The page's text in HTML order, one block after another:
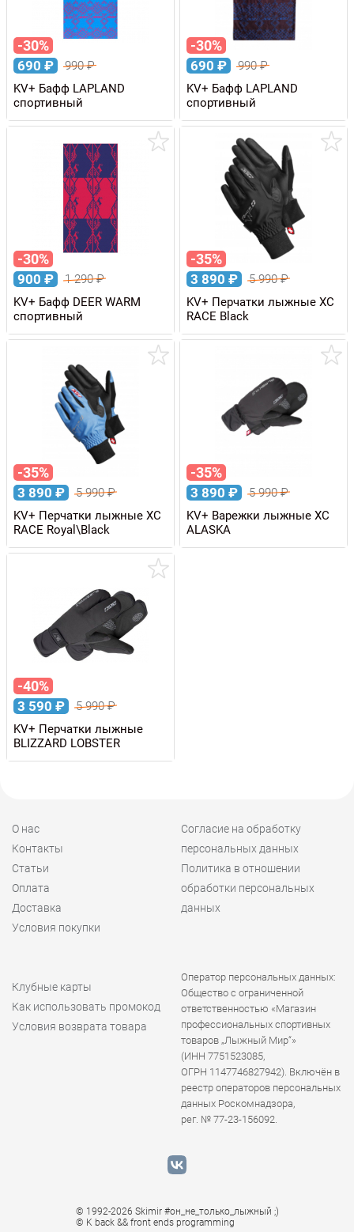
-30%
690 ₽ 990₽
KV+ Бафф LAPLAND
спортивный
-30%
690 ₽ 990₽
KV+ Бафф LAPLAND
спортивный
-30%
900 ₽ 1 290₽
KV+ Бафф DEER WARM
спортивный
-35%
3 890 ₽ 5 990₽
KV+ Перчатки лыжные XC
RACE Black
-35%
3 890 ₽ 5 990₽
KV+ Перчатки лыжные XC
RACE Royal\Black
-35%
3 890 ₽ 5 990₽
KV+ Варежки лыжные XC
ALASKA
-40%
3 590 ₽ 5 990₽
KV+ Перчатки лыжные
BLIZZARD LOBSTER
О нас
Контакты
Статьи
Оплата
Доставка
Условия покупки
Согласие на обработку
персональных данных
Политика в отношении
обработки персональных
данных
Клубные карты
Как использовать промокод
Условия возврата товара
Оператор персональных данных:
Общество с ограниченной
ответственностью «Магазин
профессиональных спортивных
товаров „Лыжный Мир“»
(ИНН 7751523085,
ОГРН 1147746827942). Включён в
реестр операторов персональных
данных Роскомнадзора,
рег. № 77-23-156092.
© 1992-2026 Skimir #он_не_только_лыжный ;)
© K back && front ends programming